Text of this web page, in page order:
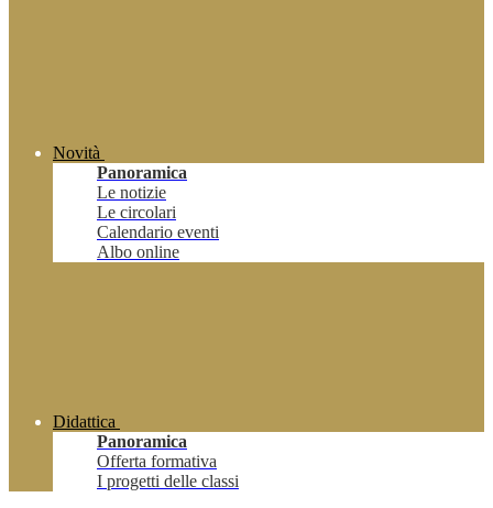
Novità
Panoramica
Le notizie
Le circolari
Calendario eventi
Albo online
Didattica
Panoramica
Offerta formativa
I progetti delle classi